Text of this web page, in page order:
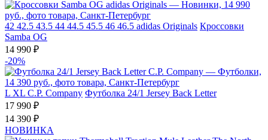
42 42.5 43.5 44 44.5 45.5 46 46.5 adidas Originals Кроссовки
Samba OG
14 990 ₽
-20%
L XL C.P. Company Футболка 24/1 Jersey Back Letter
17 990 ₽
14 390 ₽
НОВИНКА